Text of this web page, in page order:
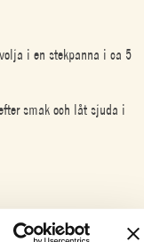
i en stekpanna i ca 5
smak och låt sjuda i